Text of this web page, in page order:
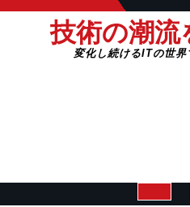
技術の潮流
変化し続けるITの世